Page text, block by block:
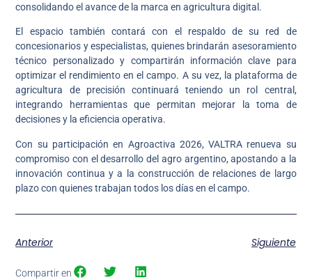
consolidando el avance de la marca en agricultura digital.
El espacio también contará con el respaldo de su red de
concesionarios y especialistas, quienes brindarán asesoramiento
técnico personalizado y compartirán información clave para
optimizar el rendimiento en el campo. A su vez, la plataforma de
agricultura de precisión continuará teniendo un rol central,
integrando herramientas que permitan mejorar la toma de
decisiones y la eficiencia operativa.
Con su participación en Agroactiva 2026, VALTRA renueva su
compromiso con el desarrollo del agro argentino, apostando a la
innovación continua y a la construcción de relaciones de largo
plazo con quienes trabajan todos los días en el campo.
Anterior Siguiente
Compartir en